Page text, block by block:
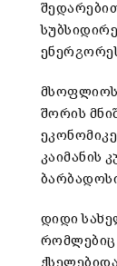
მსოფლიოს
შორის
კაიმანის
დიდი
რომლებიც